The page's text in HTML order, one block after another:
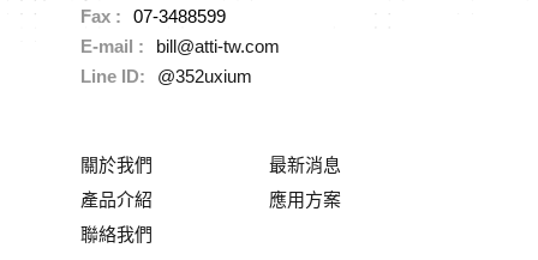
Fax :
07-3488599
E-mail :
bill@atti-tw.com
Line ID:
@352uxium
關於我們
最新消息
產品介紹
應用方案
聯絡我們